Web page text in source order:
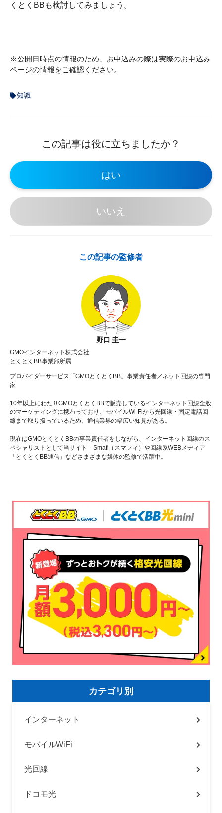
くとくBBも検討してみましょう。
※公開日時点の情報のため、お申込みの際は実際のお申込み
ページの情報をご確認ください。
知識
この記事は役に立ちましたか？
はい
いいえ
この記事の監修者
野口 圭一
GMOインターネット株式会社
とくとくBB事業部所属
プロバイダーサービス「GMOとくとくBB」事業責任者／ネット回線の専門
家
10年以上にわたりGMOとくとくBBで販売しているインターネット回線全般
のマーケティングに携わっており、モバイルWi-Fiから光回線・固定電話回
線まで取り扱っているため、通信業界の幅広い知見がある。
現在はGMOとくとくBBの事業責任者をしながら、インターネット回線のス
ペシャリストとして当サイト「Smafi（スマフィ）や回線系WEBメディア
「とくとくBB通信」などさまざまな媒体の監修で活躍中。
カテゴリ別
インターネット
モバイルWiFi
光回線
ドコモ光